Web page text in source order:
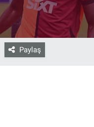
Paylaş
Yaşam
Gözden Kaçmasın
İletişim (Künye)